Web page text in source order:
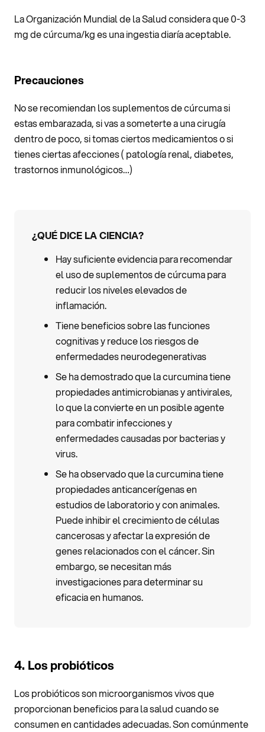
La Organización Mundial de la Salud considera que 0-3
mg de cúrcuma/kg es una ingestia diaría aceptable.
Precauciones
No se recomiendan los suplementos de cúrcuma si
estas embarazada, si vas a someterte a una cirugía
dentro de poco, si tomas ciertos medicamientos o si
tienes ciertas afecciones ( patología renal, diabetes,
trastornos inmunológicos…)
¿QUÉ DICE LA CIENCIA?
Hay suficiente evidencia para recomendar
el uso de suplementos de cúrcuma para
reducir los niveles elevados de
inflamación.
Tiene beneficios sobre las funciones
cognitivas y reduce los riesgos de
enfermedades neurodegenerativas
Se ha demostrado que la curcumina tiene
propiedades antimicrobianas y antivirales,
lo que la convierte en un posible agente
para combatir infecciones y
enfermedades causadas por bacterias y
virus.
Se ha observado que la curcumina tiene
propiedades anticancerígenas en
estudios de laboratorio y con animales.
Puede inhibir el crecimiento de células
cancerosas y afectar la expresión de
genes relacionados con el cáncer. Sin
embargo, se necesitan más
investigaciones para determinar su
eficacia en humanos.
4. Los probióticos
Los probióticos son microorganismos vivos que
proporcionan beneficios para la salud cuando se
consumen en cantidades adecuadas. Son comúnmente